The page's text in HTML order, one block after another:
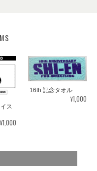
ス
¥1,000
16th 記念タオル
¥1,000